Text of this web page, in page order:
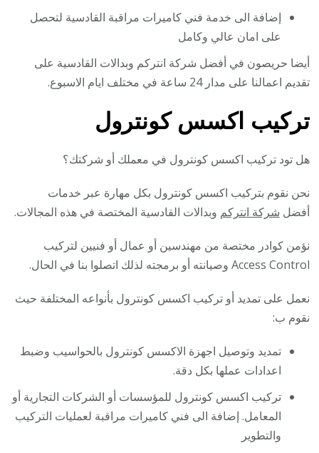
إضافة الى خدمة فني كاميرات مراقبة القادسية لتحصل
على امان عالي وكامل
أيضا حريصون في أفضل شركة انتركم وبدالات القادسية على
تقديم اعمالنا على مدار 24 ساعة في مختلف ايام الاسبوع.
تركيب اكسس كونترول
هل تود تركيب اكسس كونترول في معملك أو شركتك؟
نحن نقوم بتركيب اكسس كونترول بكل مهارة عبر خدمات
أفضل شركة انتركم وبدالات القادسية المختصة في هذه المجالات.
نؤمن كوادر مختصة من مهندسين أو عمال أو فنيين لتركيب
Access Control وصيانته أو برمجته لذلك اتصلوا بنا في الحال.
نعمل على تمديد أو تركيب اكسس كونترول بأنواعه المختلفة حيث
نقوم ب:
تمديد وتوصيل اجهزة الاكسس كونترول بالحواسيب وضبط
اعدادات عملها بكل دقة.
تركيب اكسس كونترول للمؤسسات أو الشركات التجارية أو
المعامل. إضافة الى فني كاميرات مراقبة لعمليات التركيب
والتطوير